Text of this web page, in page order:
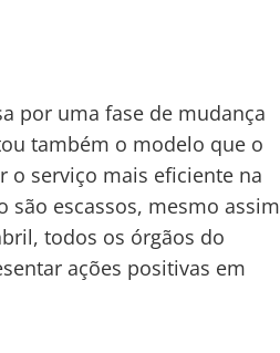
por uma fase de mudança
também o modelo que o
o serviço mais eficiente na
são escassos, mesmo assim
todos os órgãos do
ações positivas em